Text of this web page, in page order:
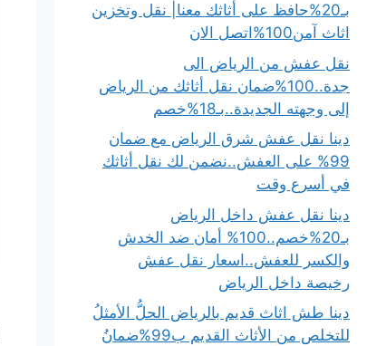
بـ20%حافظ على أثاثك معنا| نقل وتخزين
اثاث آمن100%اتصل الان
نقل عفش من الرياض الى
جدة..100%ضمان نقل أثاثك من الرياض
إلى وجهته الجديدة..بـ18%خصم
دينا نقل عفش شرق الرياض مع ضمان
99% على العفش..نضمن لك نقل أثاثك
في أسرع وقت
دينا نقل عفش داخل الرياض
بـ20%خصم..100% أمان ضد الخدش
والكسر للعفش..اسعار نقل عفش
رخيصة داخل الرياض
دينا طش اثاث قديم بالرياض الحلُّ الأمثلُ
للتخلص من الأثاث القديم ب99%ضمانُ